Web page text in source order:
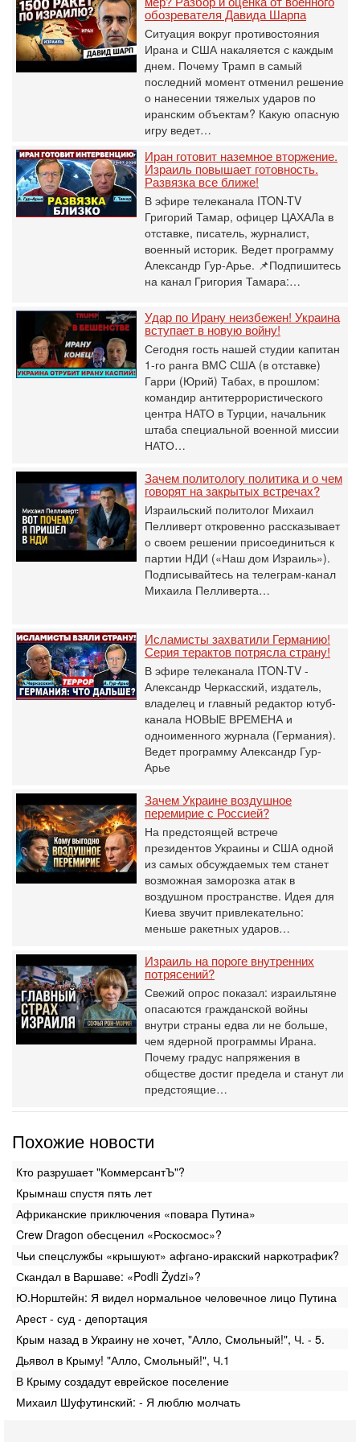
обозревателя Давида Шарпа
Ситуация вокруг противостояния
Ирана и США накаляется с каждым
днем. Почему Трамп в самый
последний момент отменил решение
о нанесении тяжелых ударов по
иранским объектам? Какую опасную
игру ведет…
Иран готовит наземное вторжение.
Израиль повышает готовность.
Развязка все ближе!
В эфире телеканала ITON-TV
Григорий Тамар, офицер ЦАХАЛа в
отставке, писатель, журналист,
военный историк. Ведет программу
Александр Гур-Арье. 📌Подпишитесь
на канал Григория Тамара:…
Удар по Ирану неизбежен! Украина
вступает в новую войну!
Сегодня гость нашей студии капитан
1-го ранга ВМC США (в отставке)
Гарри (Юрий) Табах, в прошлом:
командир антитеррористического
центра НАТО в Турции, начальник
штаба специальной военной миссии
НАТО…
Зачем политологу политика и о чем
говорят на закрытых встречах?
Израильский политолог Михаил
Пелливерт откровенно рассказывает
о своем решении присоединиться к
партии НДИ («Наш дом Израиль»).
Подписывайтесь на телеграм-канал
Михаила Пелливерта…
Исламисты захватили Германию!
Серия терактов потрясла страну!
В эфире телеканала ITON-TV -
Александр Черкасский, издатель,
владелец и главный редактор ютуб-
канала НОВЫЕ ВРЕМЕНА и
одноименного журнала (Германия).
Ведет программу Александр Гур-
Арье
Зачем Украине воздушное
перемирие с Россией?
На предстоящей встрече
президентов Украины и США одной
из самых обсуждаемых тем станет
возможная заморозка атак в
воздушном пространстве. Идея для
Киева звучит привлекательно:
меньше ракетных ударов…
Израиль на пороге внутренних
потрясений?
Свежий опрос показал: израильтяне
опасаются гражданской войны
внутри страны едва ли не больше,
чем ядерной программы Ирана.
Почему градус напряжения в
обществе достиг предела и станут ли
предстоящие…
Похожие новости
Кто разрушает "КоммерсантЪ"?
Крымнаш спустя пять лет
Африканские приключения «повара Путина»
Crew Dragon обесценил «Роскосмос»?
Чьи спецслужбы «крышуют» афгано-иракский наркотрафик?
Скандал в Варшаве: «Podli Żydzi»?
Ю.Норштейн: Я видел нормальное человечное лицо Путина
Арест - суд - депортация
Крым назад в Украину не хочет, "Алло, Смольный!", Ч. - 5.
Дьявол в Крыму! "Алло, Смольный!", Ч.1
В Крыму создадут еврейское поселение
Михаил Шуфутинский: - Я люблю молчать
Сегодня, 08:20
«Дракон» усилил ВМС Израиля - НОВОСТИ
06/08/2026